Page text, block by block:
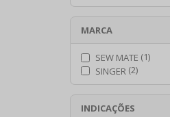
MARCA
SEW MATE (1)
SINGER (2)
INDICAÇÕES